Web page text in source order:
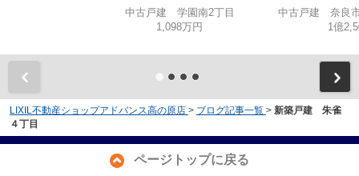
中古戸建 学園南2丁目
1,098万円
中古戸建 奈良
1億
LIXIL不動産ショップアドバンス高の原店 > ブログ記事一覧 > 新築戸建 朱雀
４丁目
ページトップに戻る